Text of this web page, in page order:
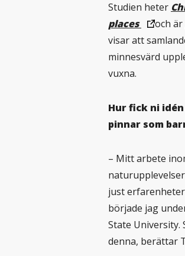
Studien heter
places
och
visar att
minnesvärd
vuxna.
Hur fick ni
pinnar som
– Mitt arbete
just
började jag
State University.
denna, berättar